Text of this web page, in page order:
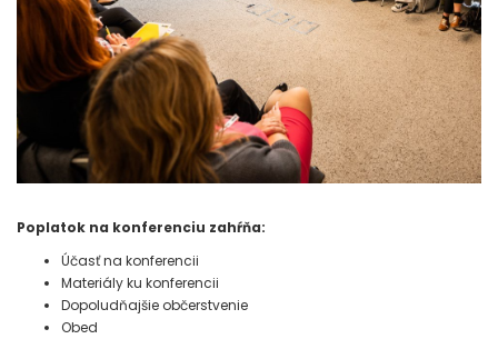
Poplatok na konferenciu zahŕňa:
Účasť na konferencii
Materiály ku konferencii
Dopoludňajšie občerstvenie
Obed